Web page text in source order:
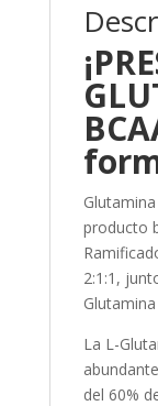
producto
2:1:1,
La L-
del 60%